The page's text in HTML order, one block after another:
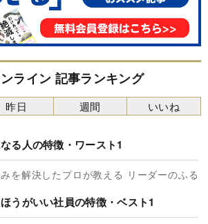
ライン 記事ランキング
る人の特徴・ワースト1
を解決したプロが教える リーダーのふる
うがいい社員の特徴・ベスト1
昨日 週間 いいね